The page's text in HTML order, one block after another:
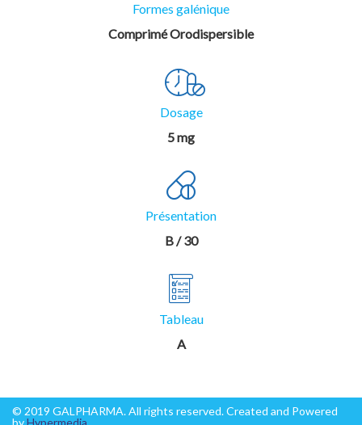
Formes galénique
Comprimé Orodispersible
Dosage
5 mg
Présentation
B / 30
Tableau
A
© 2019 GALPHARMA. All rights reserved. Created and Powered
byHypermedia